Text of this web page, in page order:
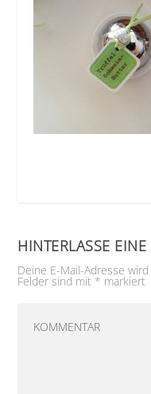
HINTERLASSE
Deine E-Mail-Adresse
Felder sind mit * markiert